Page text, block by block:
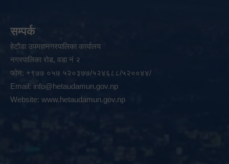
सम्पर्क
हेटौडा उपमहानगरपालिका कार्यालय
नगरपालिका रोड, वडा नं २
फोन: +९७७ ०५७ ५२०३७७/५२४६८८/५२००४४/
Email: info@hetaudamun.gov.np
Website: www.hetaudamun.gov.np